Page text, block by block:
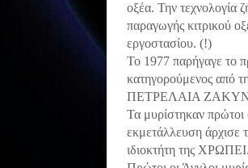
οξέα. Την τεχνολογία
παραγωγής κιτρικού
εργοστασίου. (!)
Το 1977 παρήγαγε το
κατηγορούμενος από
ΠΕΤΡΕΛΑΙΑ
Τα μυρίστηκαν πρώτοι
εκμετάλλευση άρχισε
ιδιοκτήτη της ΧΡΩΠΕΙ.